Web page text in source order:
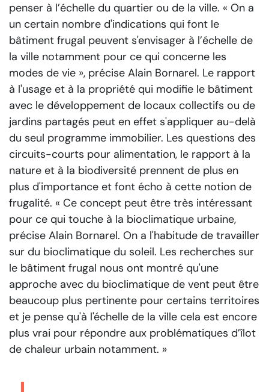
penser à l’échelle du quartier ou de la ville. « On a
un certain nombre d'indications qui font le
bâtiment frugal peuvent s'envisager à l’échelle de
la ville notamment pour ce qui concerne les
modes de vie », précise Alain Bornarel. Le rapport
à l'usage et à la propriété qui modifie le bâtiment
avec le développement de locaux collectifs ou de
jardins partagés peut en effet s'appliquer au-delà
du seul programme immobilier. Les questions des
circuits-courts pour alimentation, le rapport à la
nature et à la biodiversité prennent de plus en
plus d'importance et font écho à cette notion de
frugalité. « Ce concept peut être très intéressant
pour ce qui touche à la bioclimatique urbaine,
précise Alain Bornarel. On a l'habitude de travailler
sur du bioclimatique du soleil. Les recherches sur
le bâtiment frugal nous ont montré qu'une
approche avec du bioclimatique de vent peut être
beaucoup plus pertinente pour certains territoires
et je pense qu'à l'échelle de la ville cela est encore
plus vrai pour répondre aux problématiques d’îlot
de chaleur urbain notamment. »